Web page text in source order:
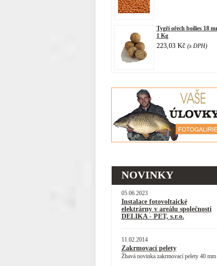
Tygří ořech boilies 18
1 Kg
223,03 Kč (s DPH)
NOVINKY
05.06.2023
Instalace fotovoltaické
elektrárny v areálu společnosti
DELIKA - PET, s.r.o.
11.02.2014
Zakrmovací pelety
Žhavá novinka zakrmovací pelety 40 mm